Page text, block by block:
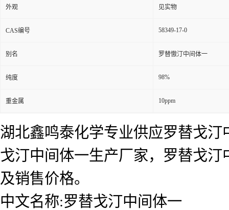
外观 见实物
CAS编号 58349-17-0
别名 罗替慠汀中间体一
纯度 98%
重金属 10ppm
湖北鑫鸣泰化学专业供应罗替戈
戈汀中间体一生产厂家，罗替戈
及销售价格。
中文名称:罗替戈汀中间体一